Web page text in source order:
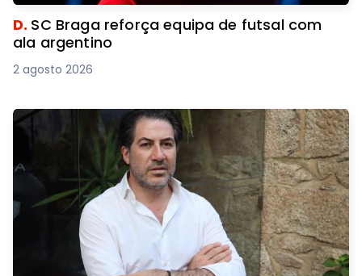
D. SC Braga reforça equipa de futsal com
ala argentino
2 agosto 2026